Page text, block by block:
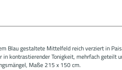
Blau gestaltete Mittelfeld reich verziert in
in kontrastierender Tonigkeit, mehrfach geteilt
Maße 215 x 150 cm.